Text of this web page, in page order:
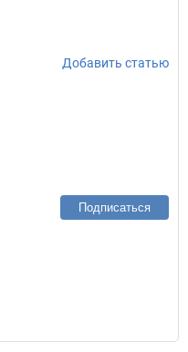
Добавить статью
Подписаться